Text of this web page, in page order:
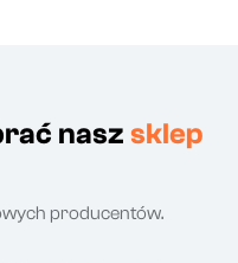
nasz sklep
producentów.